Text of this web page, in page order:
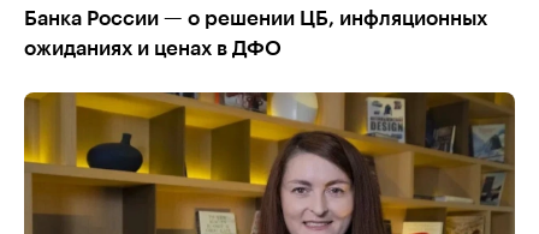
Банка России — о решении ЦБ, инфляционных
ожиданиях и ценах в ДФО